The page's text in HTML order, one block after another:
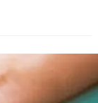
кръводарители